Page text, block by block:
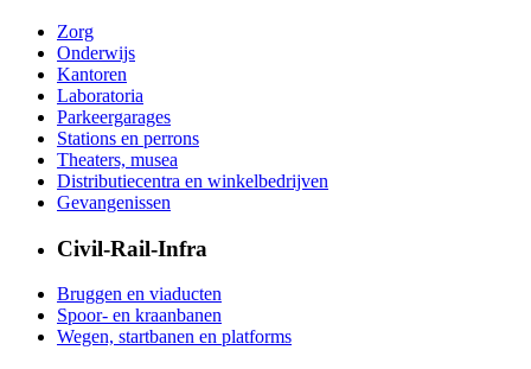
Zorg
Onderwijs
Kantoren
Laboratoria
Parkeergarages
Stations en perrons
Theaters, musea
Distributiecentra en winkelbedrijven
Gevangenissen
Civil-Rail-Infra
Bruggen en viaducten
Spoor- en kraanbanen
Wegen, startbanen en platforms